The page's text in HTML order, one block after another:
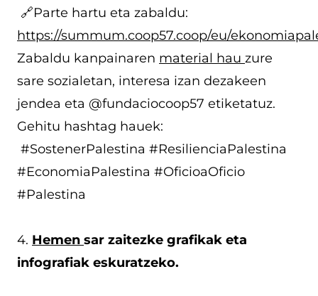
🔗Parte hartu eta zabaldu:
https://summum.coop57.coop/eu/
Zabaldu kanpainaren material hau zure
sare sozialetan, interesa izan dezakeen
jendea eta @fundaciocoop57 etiketatuz.
Gehitu hashtag hauek:
#SostenerPalestina #ResilienciaPalestina
#EconomiaPalestina #OficioaOficio
#Palestina
4. Hemen sar zaitezke grafikak eta
infografiak eskuratzeko.